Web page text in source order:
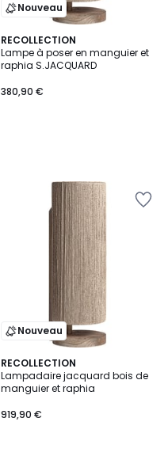
Nouveau
RECOLLECTION
Lampe à poser en manguier et
raphia S.JACQUARD
380,90 €
Nouveau
RECOLLECTION
Lampadaire jacquard bois de
manguier et raphia
919,90 €